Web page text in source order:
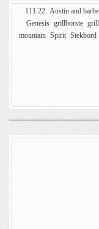
111 22 Austin and
Genesis grillborste
mountain Spirit Stekbord